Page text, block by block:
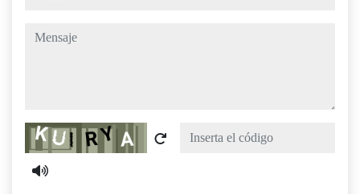
mensaje
Captcha